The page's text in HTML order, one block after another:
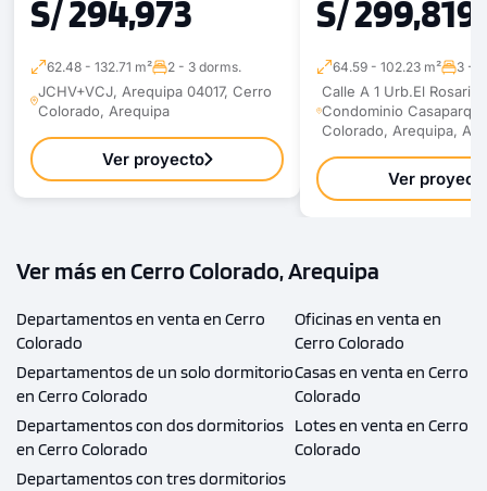
S/ 294,973
62.48 - 132.71 m² 2 - 3 dorms.
JCHV+VCJ, Arequipa 04017, Cerro
Colorado, Arequipa
Ver proyecto
S/ 299,819
64.59 - 102.23 m² 3 -
Calle A 1 Urb.El Rosario
Condominio Casaparq -
Colorado, Arequipa,
Ver
Ver más en Cerro Colorado, Arequipa
Departamentos en venta en Cerro
Colorado
Departamentos de un solo dormitorio
en Cerro Colorado
Departamentos con dos dormitorios
en Cerro Colorado
Departamentos con tres dormitorios
Oficinas en venta en
Cerro Colorado
Casas en venta en Cerro
Colorado
Lotes en venta en Cerro
Colorado